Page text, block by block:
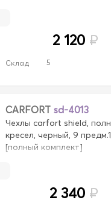
Белый/Черный
Склад 5
2 120 ₽
CARFORT sd-4013
Чехлы carfort shield,
кресел, черный, 9
[полный комплект]
2 340 ₽